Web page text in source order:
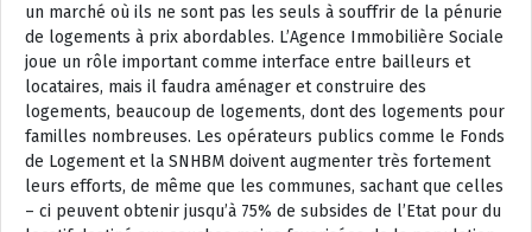
un marché où ils ne sont pas les seuls à souffrir de la pénurie
de logements à prix abordables. L’Agence Immobilière Sociale
joue un rôle important comme interface entre bailleurs et
locataires, mais il faudra aménager et construire des
logements, beaucoup de logements, dont des logements pour
familles nombreuses. Les opérateurs publics comme le Fonds
de Logement et la SNHBM doivent augmenter très fortement
leurs efforts, de même que les communes, sachant que celles
– ci peuvent obtenir jusqu’à 75% de subsides de l’Etat pour du